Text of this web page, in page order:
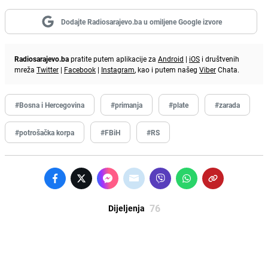
Dodajte Radiosarajevo.ba u omiljene Google izvore
Radiosarajevo.bapratite putem aplikacije za Android | iOS i društvenih
mreža Twitter | Facebook | Instagram, kao i putem našeg ViberChata.
#Bosna i Hercegovina #primanja #plate #zarada
#potrošačka korpa #FBiH #RS
Dijeljenja 76